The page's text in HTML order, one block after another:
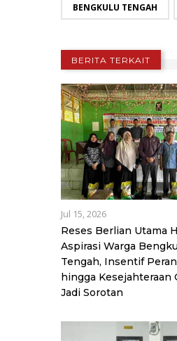
BENGKULU TENGAH
BERITA TERKAIT
Jul 15, 2026
Reses Berlian Utama
Aspirasi Warga
Tengah, Insentif
hingga Kesejahteraan
Jadi Sorotan